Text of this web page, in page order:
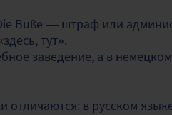
Buße — штраф или
тут».
заведение, а в
отличаются: в русском